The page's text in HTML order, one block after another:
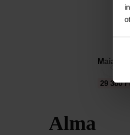
‹
Maia
29 380
Alma